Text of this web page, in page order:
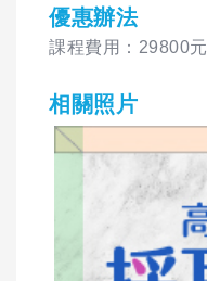
優惠辦法
課程費用：29800元
相關照片